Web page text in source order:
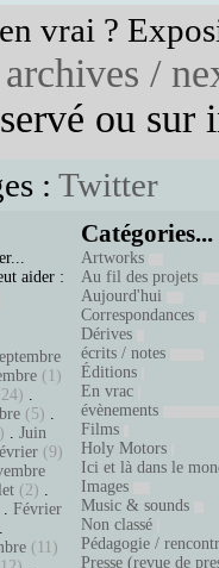
vrai ?
archives /
ou sur
: Twitter
aider :
(1)
.
(5) .
. Juin
(9)
(2) .
. Février
.
(11)
Catégories...
Artworks
Au fil des projets
Aujourd'hui
Correspondances
Dérives
écrits / notes
Éditions
En vrac
évènements
Films
Holy Motors
Ici et là dans le
Images
Music & sounds
Non classé
Pédagogie /
Presse (revue de